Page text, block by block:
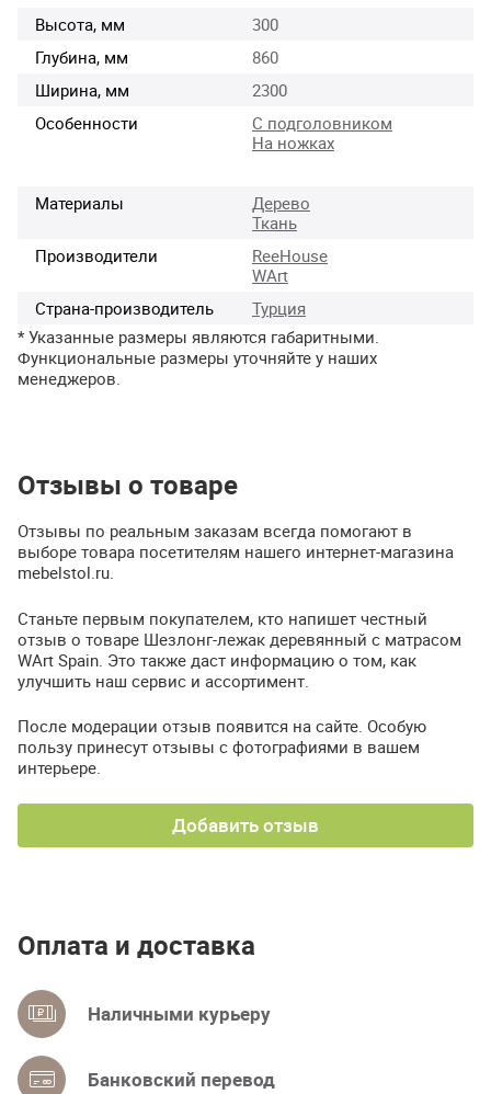
Высота, мм
300
Глубина, мм
860
Ширина, мм
2300
Особенности
С подголовником
На ножках
Материалы
Дерево
Ткань
Производители
ReeHouse
WArt
Страна-производитель
Турция
* Указанные размеры являются габаритными.
Функциональные размеры уточняйте у наших
менеджеров.
Отзывы о товаре
Отзывы по реальным заказам всегда помогают в
выборе товара посетителям нашего интернет-магазина
mebelstol.ru.
Станьте первым покупателем, кто напишет честный
отзыв о товаре Шезлонг-лежак деревянный с матрасом
WArt Spain. Это также даст информацию о том, как
улучшить наш сервис и ассортимент.
После модерации отзыв появится на сайте. Особую
пользу принесут отзывы с фотографиями в вашем
интерьере.
Добавить отзыв
Оплата и доставка
Наличными курьеру
Банковский перевод